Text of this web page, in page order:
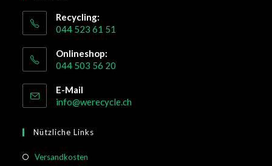
Recycling:
044 523 61 51
Onlineshop:
044 503 56 20
E-Mail
info@werecycle.ch
Nützliche Links
Versandkosten